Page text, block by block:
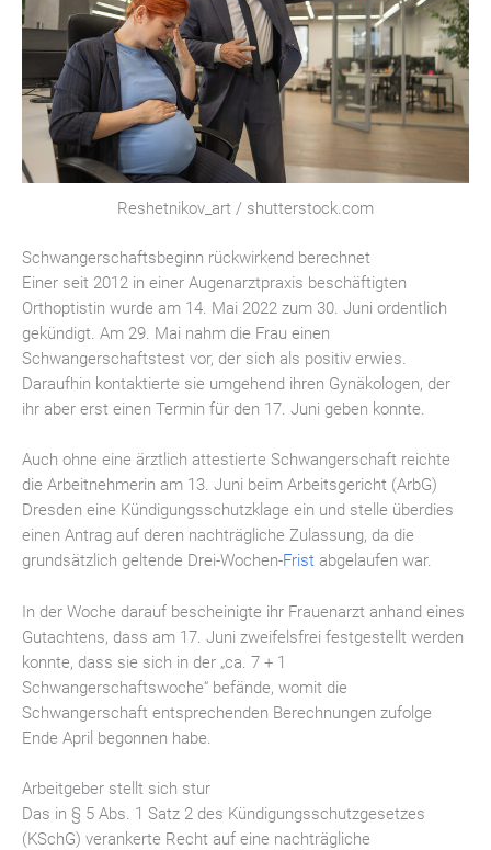
Reshetnikov_art / shutterstock.com
Schwangerschaftsbeginn rückwirkend berechnet
Einer seit 2012 in einer Augenarztpraxis beschäftigten
Orthoptistin wurde am 14. Mai 2022 zum 30. Juni ordentlich
gekündigt. Am 29. Mai nahm die Frau einen
Schwangerschaftstest vor, der sich als positiv erwies.
Daraufhin kontaktierte sie umgehend ihren Gynäkologen, der
ihr aber erst einen Termin für den 17. Juni geben konnte.
Auch ohne eine ärztlich attestierte Schwangerschaft reichte
die Arbeitnehmerin am 13. Juni beim Arbeitsgericht (ArbG)
Dresden eine Kündigungsschutzklage ein und stelle überdies
einen Antrag auf deren nachträgliche Zulassung, da die
grundsätzlich geltende Drei-Wochen-Frist abgelaufen war.
In der Woche darauf bescheinigte ihr Frauenarzt anhand eines
Gutachtens, dass am 17. Juni zweifelsfrei festgestellt werden
konnte, dass sie sich in der „ca. 7 + 1
Schwangerschaftswoche“ befände, womit die
Schwangerschaft entsprechenden Berechnungen zufolge
Ende April begonnen habe.
Arbeitgeber stellt sich stur
Das in § 5 Abs. 1 Satz 2 des Kündigungsschutzgesetzes
(KSchG) verankerte Recht auf eine nachträgliche